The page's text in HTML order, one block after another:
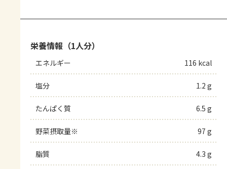
栄養情報（1人分）
エネルギー 116 kcal
塩分 1.2 g
たんぱく質 6.5 g
野菜摂取量※ 97 g
脂質 4.3 g